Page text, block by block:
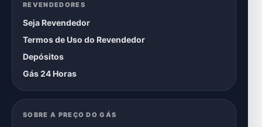
REVENDEDORES
Seja Revendedor
Termos de Uso do Revendedor
Depósitos
Gás 24 Horas
SOBRE A PREÇO DO GÁS